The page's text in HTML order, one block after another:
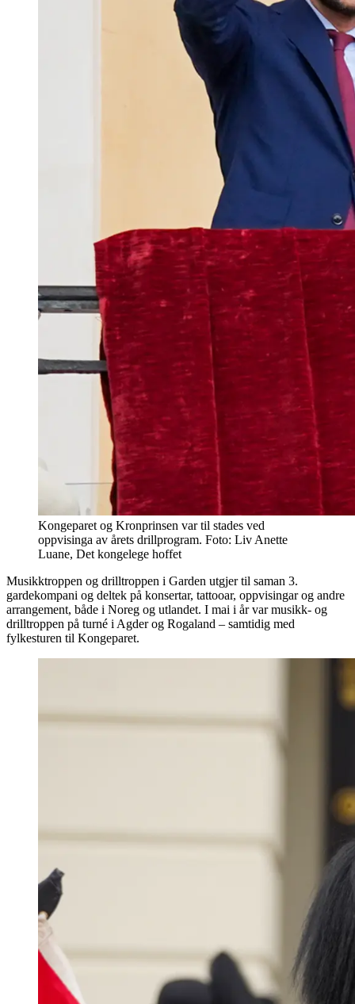
Kongeparet og Kronprinsen var til stades ved
oppvisinga av årets drillprogram. Foto: Liv Anette
Luane, Det kongelege hoffet
Musikktroppen og drilltroppen i Garden utgjer til saman 3.
gardekompani og deltek på konsertar, tattooar, oppvisingar og andre
arrangement, både i Noreg og utlandet. I mai i år var musikk- og
drilltroppen på turné i Agder og Rogaland – samtidig med
fylkesturen til Kongeparet.